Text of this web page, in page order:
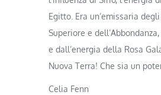
Egitto. Era un’emissaria
Superiore e
e dall’energia della Rosa
Nuova Terra! Che sia un
Celia Fenn